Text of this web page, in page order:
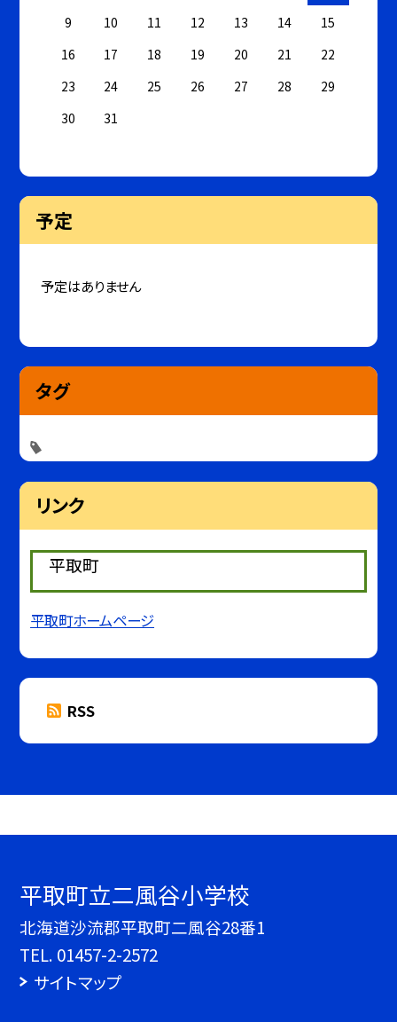
9
10 11 12 13 14
15
16
17 18 19 20 21
22
23
24 25 26 27 28
29
30
31
予定
予定はありません
タグ
リンク
平取町
平取町ホームページ
RSS
平取町立二風谷小学校
北海道沙流郡平取町二風谷28番1
TEL. 01457-2-2572
サイトマップ